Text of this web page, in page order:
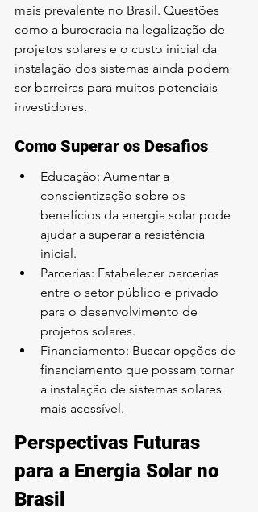
mais prevalente no Brasil. Questões
como a burocracia na legalização de
projetos solares e o custo inicial da
instalação dos sistemas ainda podem
ser barreiras para muitos potenciais
investidores.
Como Superar os Desafios
Educação: Aumentar a
conscientização sobre os
benefícios da energia solar pode
ajudar a superar a resistência
inicial.
Parcerias: Estabelecer parcerias
entre o setor público e privado
para o desenvolvimento de
projetos solares.
Financiamento: Buscar opções de
financiamento que possam tornar
a instalação de sistemas solares
mais acessível.
Perspectivas Futuras
para a Energia Solar no
Brasil